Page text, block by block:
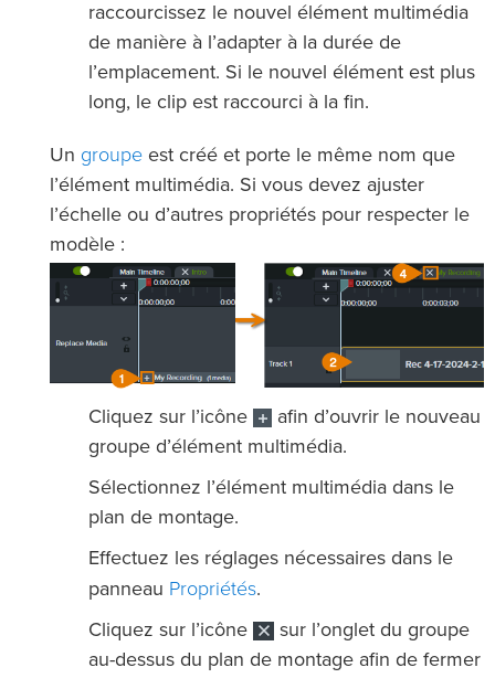
raccourcissez le nouvel élément multimédia
de manière à l’adapter à la durée de
l’emplacement. Si le nouvel élément est plus
long, le clip est raccourci à la fin.
Un groupe est créé et porte le même nom que
l’élément multimédia. Si vous devez ajuster
l’échelle ou d’autres propriétés pour respecter le
modèle :
Cliquez sur l’icône
afin d’ouvrir le nouveau
groupe d’élément multimédia.
Sélectionnez l’élément multimédia dans le
plan de montage.
Effectuez les réglages nécessaires dans le
panneau Propriétés.
Cliquez sur l’icône
sur l’onglet du groupe
au-dessus du plan de montage afin de fermer